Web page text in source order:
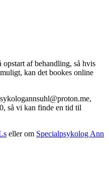
af behandling, så hvis
kan det bookes online
så vi kan finde en tid til
eller om Specialpsykolog Ann